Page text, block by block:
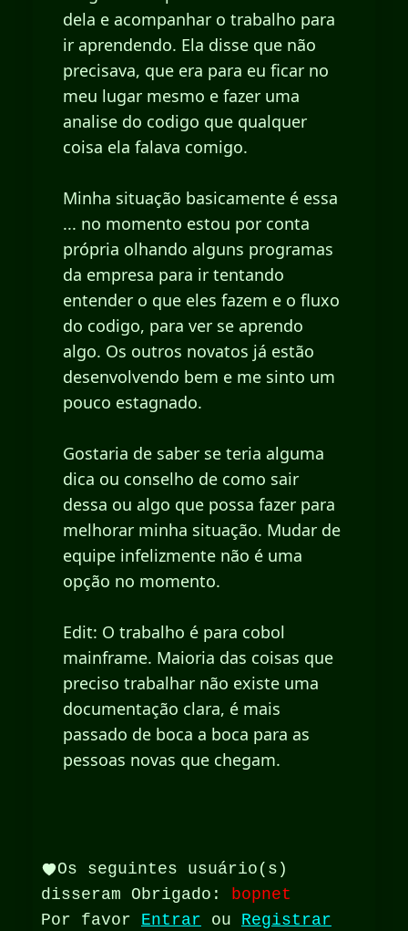
dela e acompanhar o trabalho para
ir aprendendo. Ela disse que não
precisava, que era para eu ficar no
meu lugar mesmo e fazer uma
analise do codigo que qualquer
coisa ela falava comigo.
Minha situação basicamente é essa
... no momento estou por conta
própria olhando alguns programas
da empresa para ir tentando
entender o que eles fazem e o fluxo
do codigo, para ver se aprendo
algo. Os outros novatos já estão
desenvolvendo bem e me sinto um
pouco estagnado.
Gostaria de saber se teria alguma
dica ou conselho de como sair
dessa ou algo que possa fazer para
melhorar minha situação. Mudar de
equipe infelizmente não é uma
opção no momento.
Edit: O trabalho é para cobol
mainframe. Maioria das coisas que
preciso trabalhar não existe uma
documentação clara, é mais
passado de boca a boca para as
pessoas novas que chegam.
Os seguintes usuário(s)
disseram Obrigado: bopnet
Por favor Entrar ou Registrar